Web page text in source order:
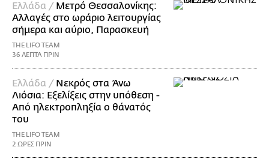
Ελλάδα / Μετρό Θεσσαλονίκης:
Αλλαγές στο ωράριο λειτουργίας
σήμερα και αύριο, Παρασκευή
THE LIFO TEAM
36 ΛΕΠΤΑ ΠΡΙΝ
Ελλάδα / Νεκρός στα Άνω
Λιόσια: Εξελίξεις στην υπόθεση -
Από ηλεκτροπληξία ο θάνατός
του
THE LIFO TEAM
2 ΩΡΕΣ ΠΡΙΝ